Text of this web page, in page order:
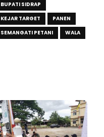
BUPATI SIDRAP
KEJAR TARGET
PANEN
SEMANGATI PETANI
WALA